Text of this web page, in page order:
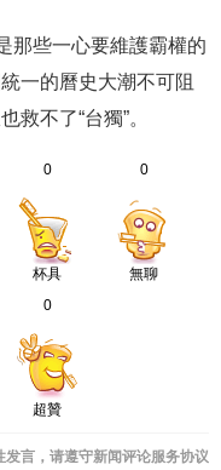
那些一心要維護霸權的
一的曆史大潮不可阻
救不了“台獨”。
0
杯具
0
無聊
0
超贊